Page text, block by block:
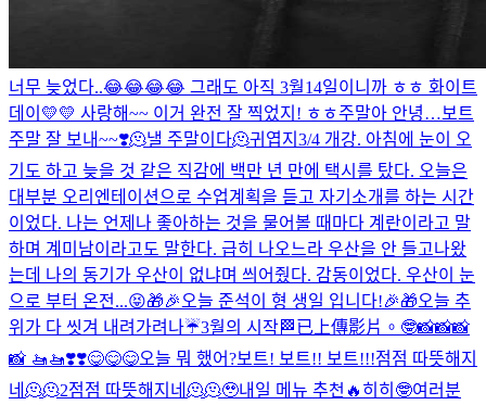
너무 늦었다..😂😂😂😂 그래도 아직 3월14일이니까 ㅎㅎ 화이트
데이💛💛 사랑해~~ 이거 완전 잘 찍었지! ㅎㅎ주말아 안녕…보트
주말 잘 보내~~❣️🫠낼 주말이다🫠귀엽지 3/4 개강. 아침에 눈이 오
기도 하고 늦을 것 같은 직감에 백만 년 만에 택시를 탔다. 오늘은
대부분 오리엔테이션으로 수업계획을 듣고 자기소개를 하는 시간
이었다. 나는 언제나 좋아하는 것을 물어볼 때마다 계란이라고 말
하며 계미남이라고도 말한다. 급히 나오느라 우산을 안 들고나왔
는데 나의 동기가 우산이 없냐며 씌어줬다. 감동이었다. 우산이 눈
으로 부터 온전...😝🎁🎉오늘 준석이 형 생일 입니다!🎉🎁오늘 추
위가 다 씻겨 내려가려나☔️3월의 시작🏁已上傳影片。 🤓📸📸📸
📸 🚤🚤❣️❣️😋😋😋오늘 뭐 했어?보트! 보트!! 보트!!!점점 따뜻해지
네🫠🫠2점점 따뜻해지네🫠🫠🥹내일 메뉴 추천🔥 히히🤓여러분